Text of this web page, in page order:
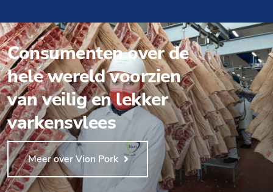
Consumenten over de
hele wereld voorzien
van veilig en lekker
varkensvlees
Meer over Vion Pork